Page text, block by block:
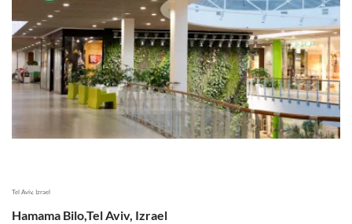
Tel Aviv, Izrael
Hamama Bilo,Tel Aviv, Izrael